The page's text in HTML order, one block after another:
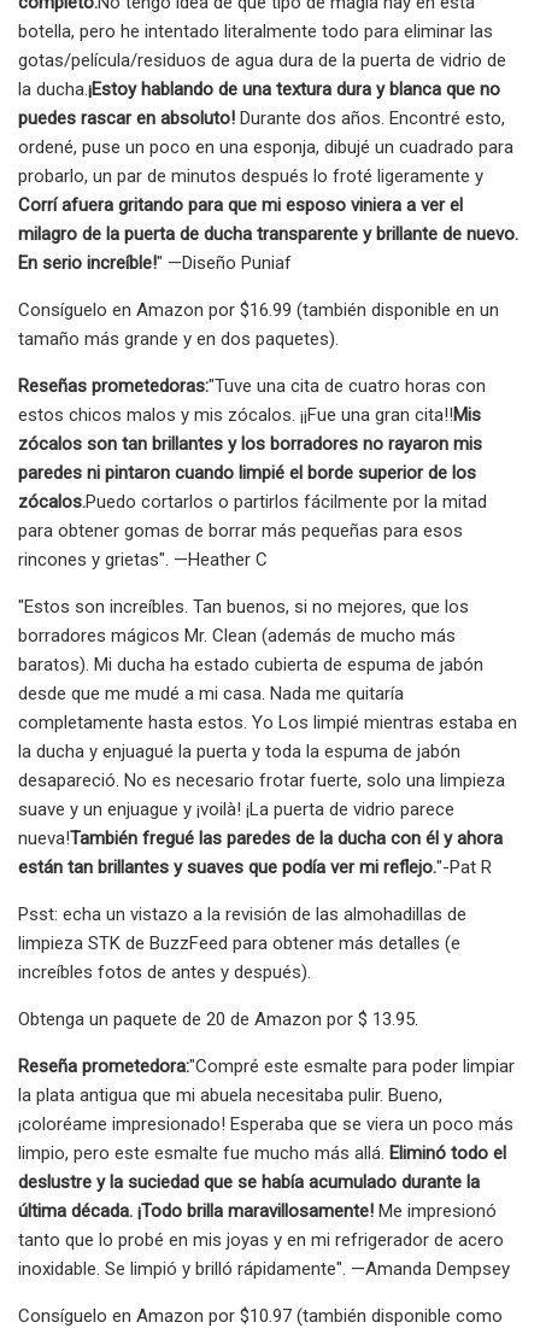
botella, pero he intentado literalmente todo para eliminar las
gotas/película/residuos de agua dura de la puerta de vidrio de
la ducha.¡Estoy hablando de una textura dura y blanca que no
puedes rascar en absoluto! Durante dos años. Encontré esto,
ordené, puse un poco en una esponja, dibujé un cuadrado para
probarlo, un par de minutos después lo froté ligeramente y
Corrí afuera gritando para que mi esposo viniera a ver el
milagro de la puerta de ducha transparente y brillante de nuevo.
En serio increíble!" —Diseño Puniaf
Consíguelo en Amazon por $16.99 (también disponible en un
tamaño más grande y en dos paquetes).
Reseñas prometedoras:"Tuve una cita de cuatro horas con
estos chicos malos y mis zócalos. ¡¡Fue una gran cita!!Mis
zócalos son tan brillantes y los borradores no rayaron mis
paredes ni pintaron cuando limpié el borde superior de los
zócalos.Puedo cortarlos o partirlos fácilmente por la mitad
para obtener gomas de borrar más pequeñas para esos
rincones y grietas". —Heather C
"Estos son increíbles. Tan buenos, si no mejores, que los
borradores mágicos Mr. Clean (además de mucho más
baratos). Mi ducha ha estado cubierta de espuma de jabón
desde que me mudé a mi casa. Nada me quitaría
completamente hasta estos. Yo Los limpié mientras estaba en
la ducha y enjuagué la puerta y toda la espuma de jabón
desapareció. No es necesario frotar fuerte, solo una limpieza
suave y un enjuague y ¡voilà! ¡La puerta de vidrio parece
nueva!También fregué las paredes de la ducha con él y ahora
están tan brillantes y suaves que podía ver mi reflejo."-Pat R
Psst: echa un vistazo a la revisión de las almohadillas de
limpieza STK de BuzzFeed para obtener más detalles (e
increíbles fotos de antes y después).
Obtenga un paquete de 20 de Amazon por $ 13.95.
Reseña prometedora:"Compré este esmalte para poder limpiar
la plata antigua que mi abuela necesitaba pulir. Bueno,
¡coloréame impresionado! Esperaba que se viera un poco más
limpio, pero este esmalte fue mucho más allá. Eliminó todo el
deslustre y la suciedad que se había acumulado durante la
última década. ¡Todo brilla maravillosamente! Me impresionó
tanto que lo probé en mis joyas y en mi refrigerador de acero
inoxidable. Se limpió y brilló rápidamente". —Amanda Dempsey
Consíguelo en Amazon por $10.97 (también disponible como